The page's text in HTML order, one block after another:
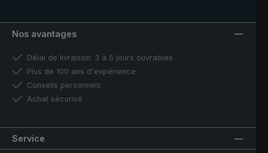
Nos avantages
Délai de livraison: 3 à 5 jours ouvrables
Plus de 100 ans d'expérience
Conseils personnels
Achat sécurisé
Service